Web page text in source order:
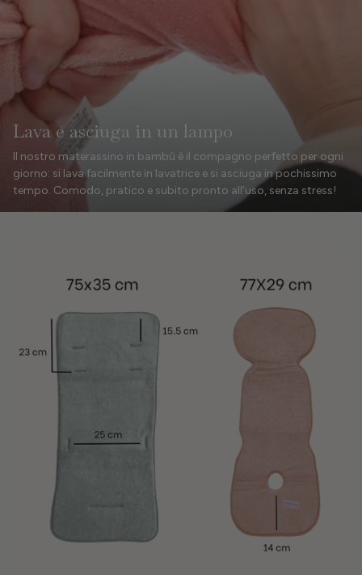
Lava e asciuga in un lampo
Il nostro materassino in bambù è il compagno perfetto per ogni
giorno: si lava facilmente in lavatrice e si asciuga in pochissimo
tempo. Comodo, pratico e subito pronto all’uso, senza stress!